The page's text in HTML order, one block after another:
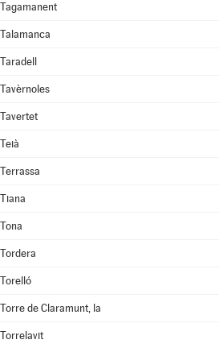
Tagamanent
Talamanca
Taradell
Tavèrnoles
Tavertet
Teià
Terrassa
Tiana
Tona
Tordera
Torelló
Torre de Claramunt, la
Torrelavit